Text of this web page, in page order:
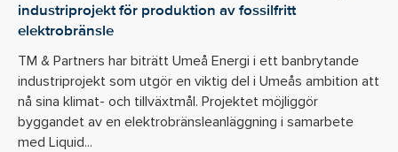
industriprojekt för produktion av fossilfritt
elektrobränsle
TM & Partners har biträtt Umeå Energi i ett banbrytande
industriprojekt som utgör en viktig del i Umeås ambition att
nå sina klimat- och tillväxtmål. Projektet möjliggör
byggandet av en elektrobränsleanläggning i samarbete
med Liquid...